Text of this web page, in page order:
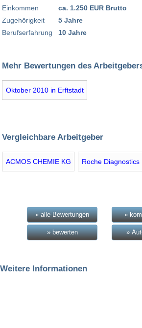
Einkommen
Zugehörigkeit
Berufserfahrung
ca. 1.250 EUR Brutto
5 Jahre
10 Jahre
Mehr Bewertungen des
Oktober 2010 in Erftstadt
Vergleichbare Arbeitgeber
ACMOS CHEMIE KG Roche Diagnostics
» alle Bewertungen »
» bewerten »
Weitere Informationen